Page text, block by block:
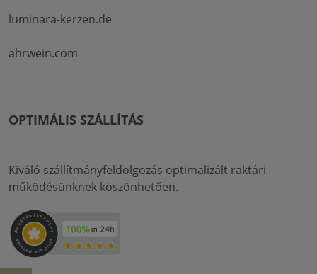
luminara-kerzen.de
ahrwein.com
OPTIMÁLIS SZÁLLÍTÁS
Kiváló szállítmányfeldolgozás optimalizált raktári
működésünknek köszönhetően.